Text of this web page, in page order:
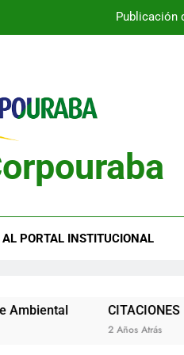
Publicación
Publicación
AL PORTAL INSTITUCIONAL
CITACIONES